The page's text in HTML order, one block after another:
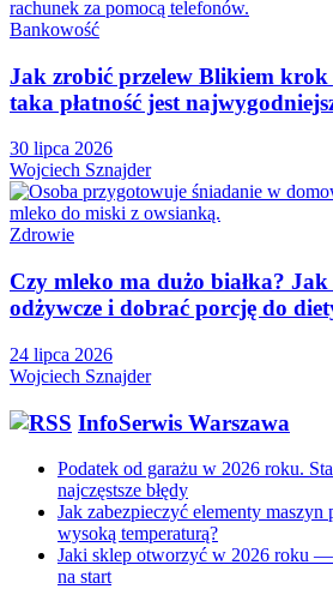
Bankowość
Jak zrobić przelew Blikiem
taka płatność jest
30 lipca 2026
Wojciech Sznajder
Zdrowie
Czy mleko ma dużo białka?
odżywcze i dobrać porcję do
24 lipca 2026
Wojciech Sznajder
InfoSerwis Warszawa
Podatek od garażu w 2026 roku.
najczęstsze błędy
Jak zabezpieczyć elementy maszyn
wysoką temperaturą?
Jaki sklep otworzyć w 2026 roku —
na start